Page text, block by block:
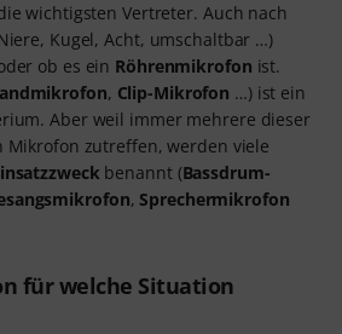
wichtigsten Vertreter. Auch nach
Kugel, Acht, umschaltbar …)
ob es ein Röhrenmikrofon ist.
, Clip-Mikrofon …) ist ein
Aber weil immer mehrere dieser
Mikrofon zutreffen, werden viele
benannt (Bassdrum-
,Sprechermikrofon
für welche Situation